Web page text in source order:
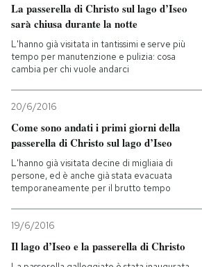
La passerella di Christo sul lago d’Iseo
sarà chiusa durante la notte
L'hanno già visitata in tantissimi e serve più
tempo per manutenzione e pulizia: cosa
cambia per chi vuole andarci
20/6/2016
Come sono andati i primi giorni della
passerella di Christo sul lago d’Iseo
L'hanno già visitata decine di migliaia di
persone, ed è anche già stata evacuata
temporaneamente per il brutto tempo
19/6/2016
Il lago d’Iseo e la passerella di Christo